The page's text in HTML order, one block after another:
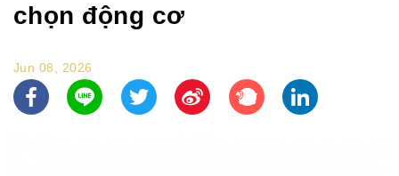
chọn động cơ
Jun 08, 2026